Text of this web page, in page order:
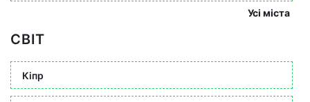
Усі міста
СВІТ
Кіпр